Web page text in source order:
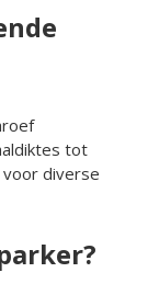
tot
diverse